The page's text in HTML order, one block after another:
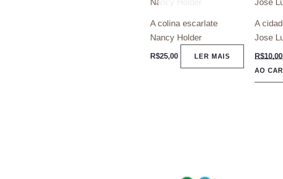
A colina escarlate
Nancy Holder
R$25,00 LER MAIS
A
Jose
R$10,00
AO